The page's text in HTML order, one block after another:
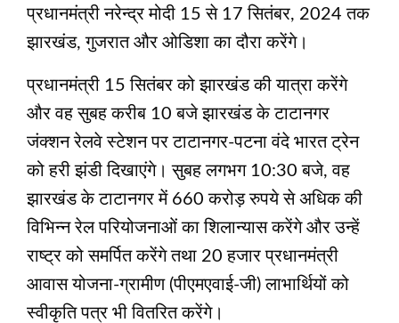
प्रधानमंत्री नरेन्द्र मोदी 15 से 17 सितंबर, 2024 तक
झारखंड, गुजरात और ओडिशा का दौरा करेंगे।
प्रधानमंत्री 15 सितंबर को झारखंड की यात्रा करेंगे
और वह सुबह करीब 10 बजे झारखंड के टाटानगर
जंक्शन रेलवे स्टेशन पर टाटानगर-पटना वंदे भारत ट्रेन
को हरी झंडी दिखाएंगे। सुबह लगभग 10:30 बजे, वह
झारखंड के टाटानगर में 660 करोड़ रुपये से अधिक की
विभिन्न रेल परियोजनाओं का शिलान्यास करेंगे और उन्हें
राष्ट्र को समर्पित करेंगे तथा 20 हजार प्रधानमंत्री
आवास योजना-ग्रामीण (पीएमएवाई-जी) लाभार्थियों को
स्वीकृति पत्र भी वितरित करेंगे।